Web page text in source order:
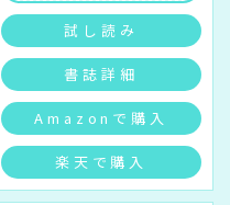
試し読み
書誌詳細
Amazonで購入
楽天で購入